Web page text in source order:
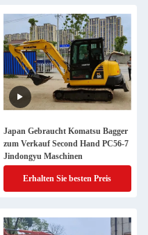
Japan Gebraucht Komatsu Bagger
zum Verkauf Second Hand PC56-7
Jindongyu Maschinen
Erhalten Sie besten Preis